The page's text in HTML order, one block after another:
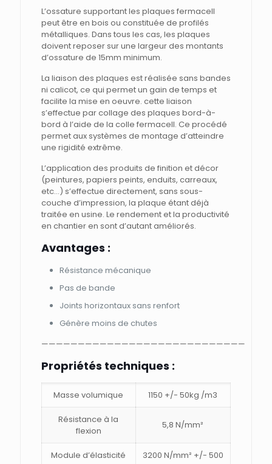
L’ossature supportant les plaques fermacell
peut être en bois ou constituée de profilés
métalliques. Dans tous les cas, les plaques
doivent reposer sur une largeur des montants
d’ossature de 15mm minimum.
La liaison des plaques est réalisée sans bandes
ni calicot, ce qui permet un gain de temps et
facilite la mise en oeuvre. cette liaison
s’effectue par collage des plaques bord-à-
bord à l’aide de la colle fermacell. Ce procédé
permet aux systèmes de montage d’atteindre
une rigidité extrême.
L’application des produits de finition et décor
(peintures, papiers peints, enduits, carreaux,
etc…) s’effectue directement, sans sous-
couche d’impression, la plaque étant déjà
traitée en usine. Le rendement et la productivité
en chantier en sont d’autant améliorés.
Avantages :
Résistance mécanique
Pas de bande
Joints horizontaux sans renfort
Génère moins de chutes
————————————————————————————
Propriétés techniques :
Masse volumique 1150 +/- 50kg /m3
Résistance à la
flexion
5,8 N/mm²
Module d’élasticité 3200 N/mm² +/- 500